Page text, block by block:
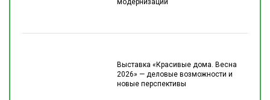
Выставка «Красивые дома. Весна
2026» — деловые возможности и
новые перспективы